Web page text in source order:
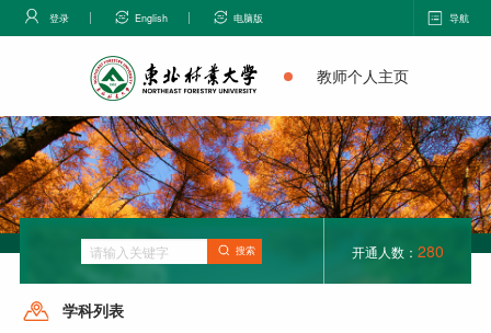
登录 English 电脑版 导航
教师个人主页
搜索 开通人数： 280
学科列表